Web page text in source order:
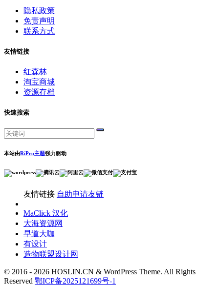
隐私政策
免责声明
联系方式
友情链接
红森林
淘宝商城
资源存档
快速搜索
本站由RiPro主题强力驱动
友情链接 自助申请友链
MaClick 汉化
大海资源网
早道大咖
有设计
造物联盟设计网
© 2016 - 2026 HOSLIN.CN & WordPress Theme. All Rights
Reserved 鄂ICP备2025121699号-1